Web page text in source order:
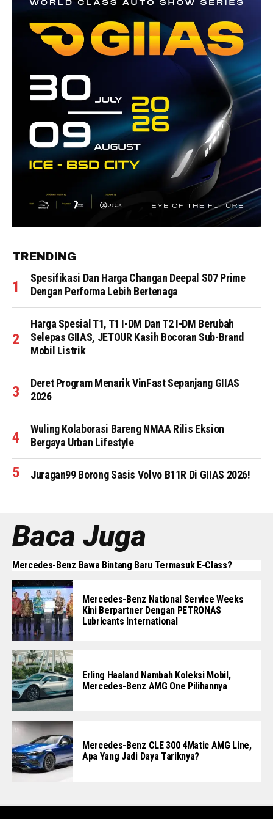
TRENDING
Spesifikasi Dan Harga Changan Deepal S07 Prime
Dengan Performa Lebih Bertenaga
Harga Spesial T1, T1 I-DM Dan T2 I-DM Berubah
Selepas GIIAS, JETOUR Kasih Bocoran Sub-Brand
Mobil Listrik
Deret Program Menarik VinFast Sepanjang GIIAS
2026
Wuling Kolaborasi Bareng NMAA Rilis Eksion
Bergaya Urban Lifestyle
Juragan99 Borong Sasis Volvo B11R Di GIIAS 2026!
Baca Juga
Mercedes-Benz Bawa Bintang Baru Termasuk E-Class?
Mercedes-Benz National Service Weeks
Kini Berpartner Dengan PETRONAS
Lubricants International
Erling Haaland Nambah Koleksi Mobil,
Mercedes-Benz AMG One Pilihannya
Mercedes-Benz CLE 300 4Matic AMG Line,
Apa Yang Jadi Daya Tariknya?